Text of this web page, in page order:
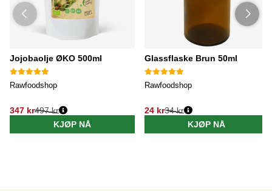
Jojobaolje ØKO 500ml
Rawfoodshop
347 kr497 kr
KJØP NÅ
Glassflaske Brun 50ml
Rawfoodshop
24 kr34 kr
KJØP NÅ